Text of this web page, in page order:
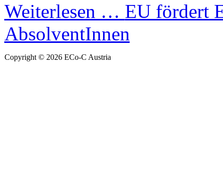
Weiterlesen … EU fördert
AbsolventInnen
Copyright © 2026 ECo-C Austria